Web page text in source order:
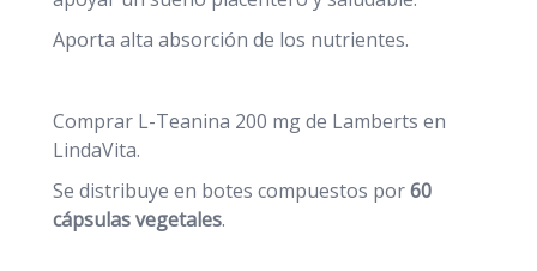
Aporta alta absorción de los nutrientes.
Comprar L-Teanina 200 mg de Lamberts en
LindaVita.
Se distribuye en botes compuestos por60
cápsulas vegetales.